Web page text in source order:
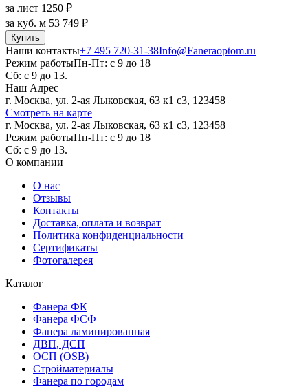
за лист 1250 ₽
за куб. м 53 749 ₽
Купить
Наши контакты+7 495 720-31-38Info@Faneraoptom.ru
Режим работыПн-Пт: с 9 до 18
Сб: с 9 до 13.
Наш Адрес
г. Москва, ул. 2-ая Лыковская, 63 к1 с3, 123458
Смотреть на карте
г. Москва, ул. 2-ая Лыковская, 63 к1 с3, 123458
Режим работыПн-Пт: с 9 до 18
Сб: с 9 до 13.
О компании
О нас
Отзывы
Контакты
Доставка, оплата и возврат
Политика конфиденциальности
Сертификаты
Фотогалерея
Каталог
Фанера ФК
Фанера ФСФ
Фанера ламинированная
ДВП, ДСП
ОСП (OSB)
Стройматериалы
Фанера по городам